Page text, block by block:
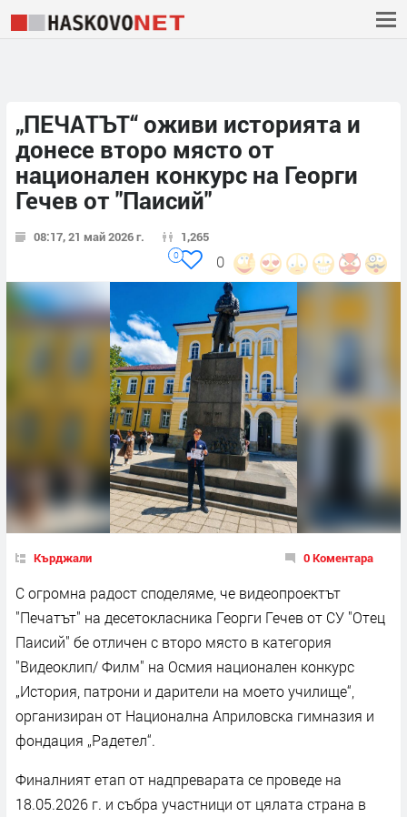
„ПЕЧАТЪТ“ оживи историята и
донесе второ място от
национален конкурс на Георги
Гечев от "Паисий"
08:17, 21 май 2026 г. 1,265
0
0
Кърджали 0 Коментара
С огромна радост споделяме, че видеопроектът
"Печатът" на десетокласника Георги Гечев от СУ "Отец
Паисий" бе отличен с второ място в категория
"Видеоклип/ Филм" на Осмия национален конкурс
„История, патрони и дарители на моето училище“,
организиран от Национална Априловска гимназия и
фондация „Радетел“.
Финалният етап от надпреварата се проведе на
18.05.2026 г. и събра участници от цялата страна в